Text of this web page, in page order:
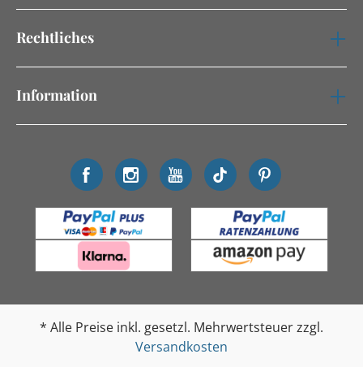
Rechtliches
Information
* Alle Preise inkl. gesetzl. Mehrwertsteuer zzgl.
Versandkosten